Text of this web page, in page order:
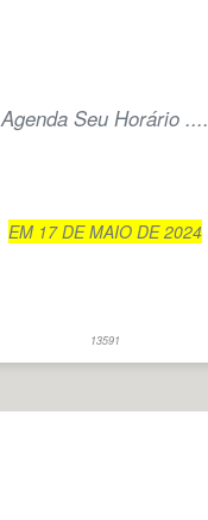
Agenda Seu Horário ....
EM 17 DE MAIO DE 2024
13591